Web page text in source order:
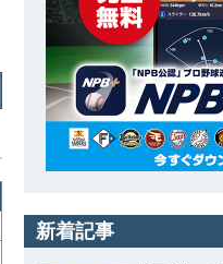
新着記事